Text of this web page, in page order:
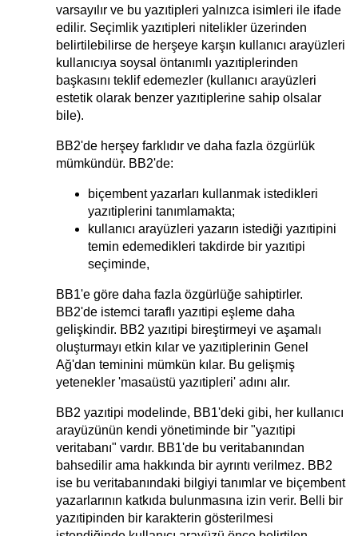
varsayılır ve bu yazıtipleri yalnızca isimleri ile ifade
edilir. Seçimlik yazıtipleri nitelikler üzerinden
belirtilebilirse de herşeye karşın kullanıcı arayüzleri
kullanıcıya soysal öntanımlı yazıtiplerinden
başkasını teklif edemezler (kullanıcı arayüzleri
estetik olarak benzer yazıtiplerine sahip olsalar
bile).
BB2'de herşey farklıdır ve daha fazla özgürlük
mümkündür. BB2'de:
biçembent yazarları kullanmak istedikleri
yazıtiplerini tanımlamakta;
kullanıcı arayüzleri yazarın istediği yazıtipini
temin edemedikleri takdirde bir yazıtipi
seçiminde,
BB1'e göre daha fazla özgürlüğe sahiptirler.
BB2'de istemci taraflı yazıtipi eşleme daha
gelişkindir. BB2 yazıtipi bireştirmeyi ve aşamalı
oluşturmayı etkin kılar ve yazıtiplerinin Genel
Ağ'dan teminini mümkün kılar. Bu gelişmiş
yetenekler 'masaüstü yazıtipleri' adını alır.
BB2 yazıtipi modelinde, BB1'deki gibi, her kullanıcı
arayüzünün kendi yönetiminde bir "yazıtipi
veritabanı" vardır. BB1'de bu veritabanından
bahsedilir ama hakkında bir ayrıntı verilmez. BB2
ise bu veritabanındaki bilgiyi tanımlar ve biçembent
yazarlarının katkıda bulunmasına izin verir. Belli bir
yazıtipinden bir karakterin gösterilmesi